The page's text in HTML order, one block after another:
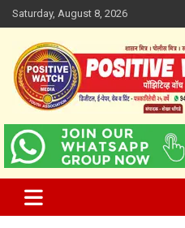
Skip
to
content
Saturday, August 8, 2026
Positive Watch
www.positivewatch.in